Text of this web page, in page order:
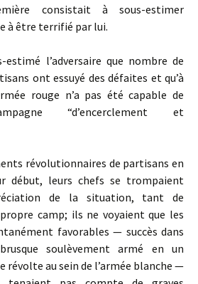
consistait à sous-estimer
à être terrifié par lui.
estimé l’adversaire que nombre de
ont essuyé des défaites et qu’à
rouge n’a pas été capable de
“d’encerclement et
révolutionnaires de partisans en
début, leurs chefs se trompaient
de la situation, tant de
camp; ils ne voyaient que les
favorables — succès dans
soulèvement armé en un
révolte au sein de l’armée blanche —